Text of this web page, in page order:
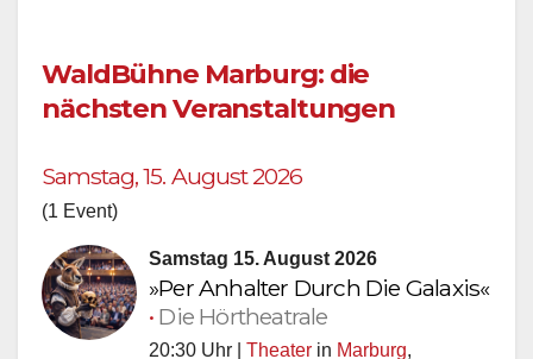
WaldBühne Marburg: die
nächsten Veranstaltungen
Samstag, 15. August 2026
(1 Event)
Samstag 15. August 2026
»Per Anhalter Durch Die Galaxis«
• Die Hörtheatrale
20:30 Uhr | Theater in Marburg,